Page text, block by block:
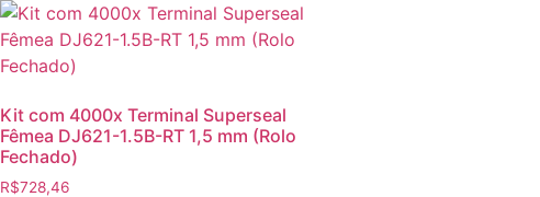
Kit com 4000x Terminal Superseal
Fêmea DJ621-1.5B-RT 1,5 mm (Rolo
Fechado)
R$728,46